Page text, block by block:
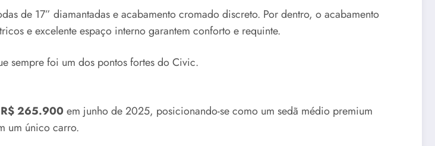
de 17” diamantadas e acabamento cromado discreto. Por dentro, o acabamento
e excelente espaço interno garantem conforto e requinte.
sempre foi um dos pontos fortes do Civic.
R$ 265.900em junho de 2025, posicionando-se como um sedã médio premium
um único carro.